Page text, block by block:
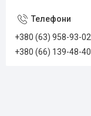
+380 (63) 958-93-02
+380 (66) 139-48-40